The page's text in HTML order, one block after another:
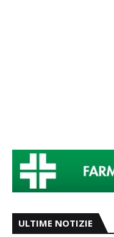
ULTIME NOTIZIE